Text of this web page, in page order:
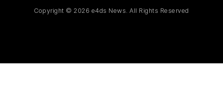
Copyright ©2026 e4ds News. All Rights Reserved